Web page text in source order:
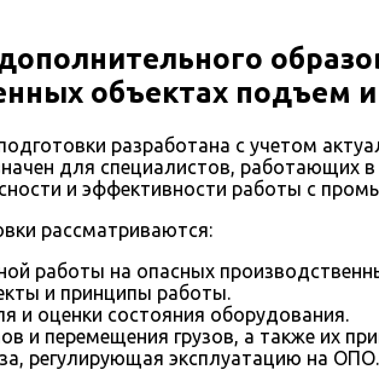
объектах подъем
разработана с учетом
для специалистов, работающих
и эффективности работы с
рассматриваются:
работы на опасных
и принципы работы.
и оценки состояния оборудования.
и перемещения грузов, а также их
регулирующая эксплуатацию на ОПО.